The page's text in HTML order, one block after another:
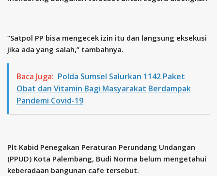
“Satpol PP bisa mengecek izin itu dan langsung eksekusi
jika ada yang salah,” tambahnya.
Baca Juga: Polda Sumsel Salurkan 1142 Paket
Obat dan Vitamin Bagi Masyarakat Berdampak
Pandemi Covid-19
Plt Kabid Penegakan Peraturan Perundang Undangan
(PPUD) Kota Palembang, Budi Norma belum mengetahui
keberadaan bangunan cafe tersebut.